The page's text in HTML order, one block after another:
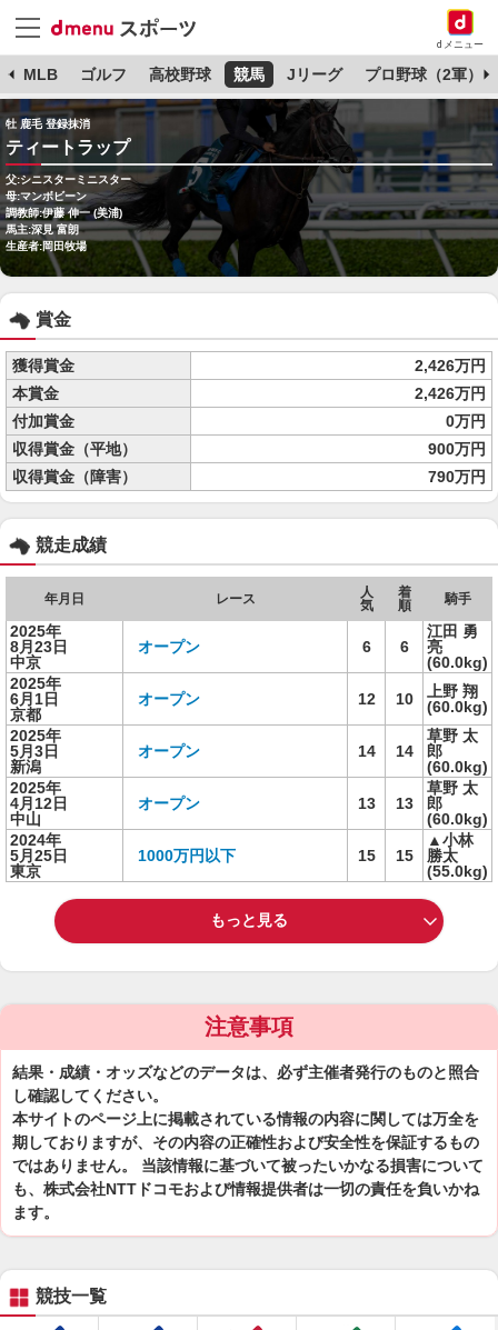
dメニュー
MLB ゴルフ 高校野球 競馬 Jリーグ プロ野球（2軍）
牡 鹿毛 登録抹消
ティートラップ
父:シニスターミニスター
母:マンボビーン
調教師:伊藤 伸一 (美浦)
馬主:深見 富朗
生産者:岡田牧場
賞金
獲得賞金
2,426万円
本賞金
2,426万円
付加賞金
0万円
収得賞金（平地）
900万円
収得賞金（障害）
790万円
競走成績
年月日 レース
人
気
着
順
騎手
2025年
8月23日
中京
オープン 6 6
江田 勇
亮
(60.0kg)
2025年
6月1日
京都
オープン 12 10
上野 翔
(60.0kg)
2025年
5月3日
新潟
オープン 14 14
草野 太
郎
(60.0kg)
2025年
4月12日
中山
オープン 13 13
草野 太
郎
(60.0kg)
2024年
5月25日
東京
1000万円以下 15 15
▲小林
勝太
(55.0kg)
もっと見る
注意事項
結果・成績・オッズなどのデータは、必ず主催者発行のものと照合
し確認してください。
本サイトのページ上に掲載されている情報の内容に関しては万全を
期しておりますが、その内容の正確性および安全性を保証するもの
ではありません。 当該情報に基づいて被ったいかなる損害について
も、株式会社NTTドコモおよび情報提供者は一切の責任を負いかね
ます。
競技一覧